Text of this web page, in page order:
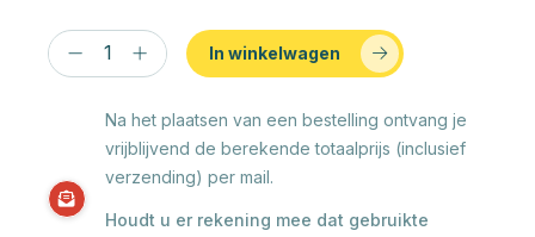
In winkelwagen
Na het plaatsen van een bestelling ontvang je
vrijblijvend de berekende totaalprijs (inclusief
verzending) per mail.
Houdt u er rekening mee dat gebruikte